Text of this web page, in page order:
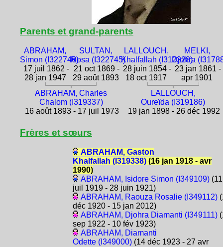
Parents et grand-parents
ABRAHAM,
Simon (I322746)
17 juil 1862 -
28 jan 1947
SULTAN,
Rosa (I322745)
21 oct 1869 -
29 août 1893
LALLOUCH,
Khalfallah (I312228)
28 juin 1854 -
18 oct 1917
MELKI,
Djohra
23 jan 1861 -
apr 1901
ABRAHAM, Charles
Chalom (I319337)
16 août 1893 - 17 juil 1973
LALLOUCH,
Oureïda (I319186)
19 jan 1898 - 26 déc 1992
Frères et sœurs
ABRAHAM, Gaston
Khalfallah (I319338)(16 jan 1918 - avr
1990)
ABRAHAM, Isidore Simon (I349109)(11
juil 1919 - 28 juin 1921)
ABRAHAM, Raouza Rosalie (I349112)
déc 1920 - 15 jan 2012)
ABRAHAM, Djohra Diamanti (I349111)
sep 1922 - 10 fév 1923)
ABRAHAM, Diamanti
Odette (I349000)(14 déc 1923 - 27 avr